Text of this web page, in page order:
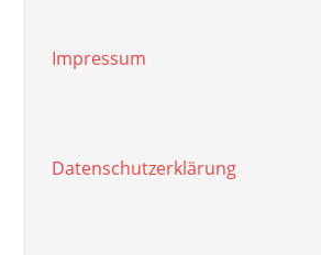
Impressum
Datenschutzerklärung